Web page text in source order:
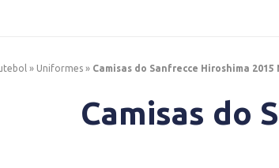
» Uniformes » Camisas do Sanfrecce Hiroshima 2015
Camisas do